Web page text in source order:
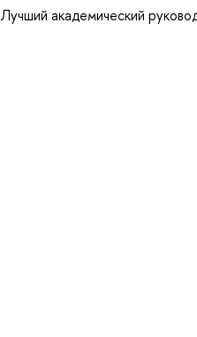
Лучший академический